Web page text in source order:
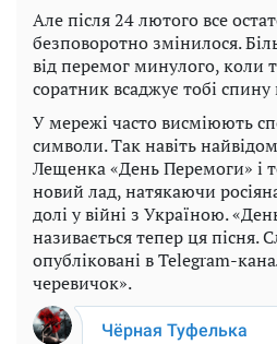
Але після 24 лютого все
безповоротно змінилося.
від перемог минулого, коли
соратник всаджує тобі спину
У мережі часто висміюють
символи. Так навіть
Лещенка «День Перемоги» і
новий лад, натякаючи
долі у війні з Україною.
називається тепер ця пісня.
опубліковані в Telegram-
черевичок».